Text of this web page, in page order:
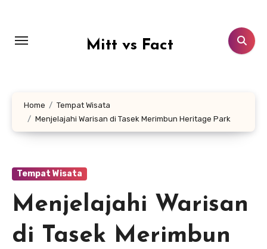
konten
Mitt vs Fact
Home
Tempat Wisata
Menjelajahi Warisan di Tasek Merimbun Heritage Park
Tempat Wisata
Menjelajahi Warisan
di Tasek Merimbun